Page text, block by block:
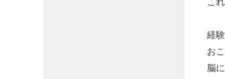
こ
経
お
脳